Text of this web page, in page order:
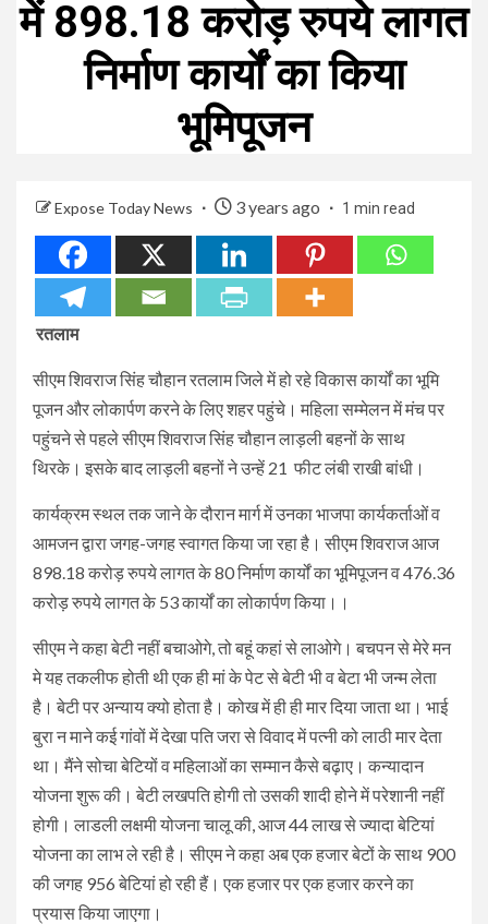
में 898.18 करोड़ रुपये लागत
निर्माण कार्यों का किया
भूमिपूजन
Expose Today News 3 years ago 1 min read
रतलाम
सीएम शिवराज सिंह चौहान रतलाम जिले में हो रहे विकास कार्यों का भूमि
पूजन और लोकार्पण करने के लिए शहर पहुंचे। महिला सम्मेलन में मंच पर
पहुंचने से पहले सीएम शिवराज सिंह चौहान लाड़ली बहनों के साथ
थिरके। इसके बाद लाड़ली बहनों ने उन्हें 21 फीट लंबी राखी बांधी।
कार्यक्रम स्थल तक जाने के दौरान मार्ग में उनका भाजपा कार्यकर्ताओं व
आमजन द्वारा जगह-जगह स्वागत किया जा रहा है। सीएम शिवराज आज
898.18 करोड़ रुपये लागत के 80 निर्माण कार्यों का भूमिपूजन व 476.36
करोड़ रुपये लागत के 53 कार्यों का लोकार्पण किया।।
सीएम ने कहा बेटी नहीं बचाओगे, तो बहूं कहां से लाओगे। बचपन से मेरे मन
मे यह तकलीफ होती थी एक ही मां के पेट से बेटी भी व बेटा भी जन्म लेता
है। बेटी पर अन्याय क्यो होता है। कोख में ही ही मार दिया जाता था। भाई
बुरा न माने कई गांवों में देखा पति जरा से विवाद में पत्नी को लाठी मार देता
था। मैंने सोचा बेटियों व महिलाओं का सम्मान कैसे बढ़ाए। कन्यादान
योजना शुरू की। बेटी लखपति होगी तो उसकी शादी होने में परेशानी नहीं
होगी। लाडली लक्षमी योजना चालू की, आज 44 लाख से ज्यादा बेटियां
योजना का लाभ ले रही है। सीएम ने कहा अब एक हजार बेटों के साथ 900
की जगह 956 बेटियां हो रही हैं। एक हजार पर एक हजार करने का
प्रयास किया जाएगा।